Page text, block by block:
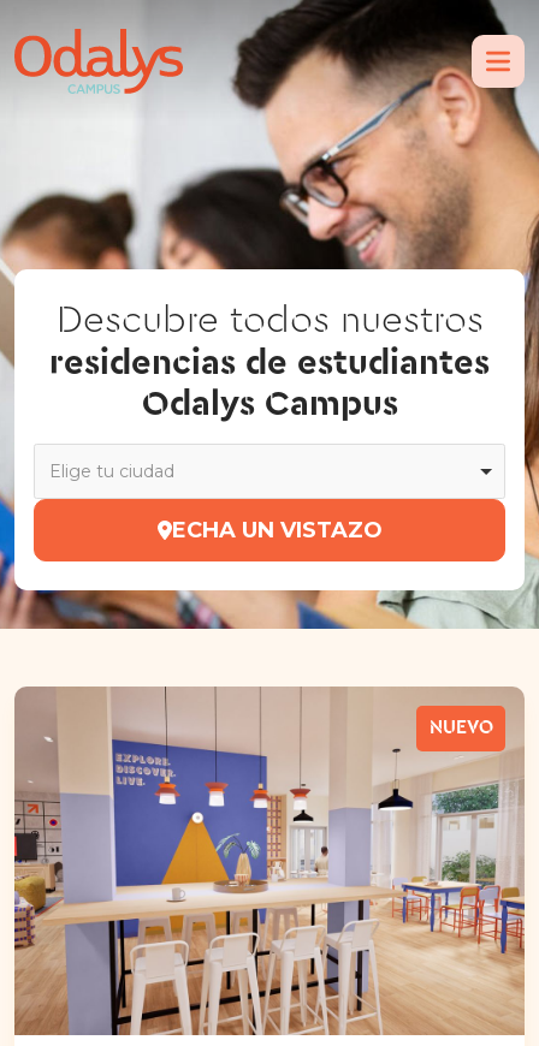
Descubre todos nuestros
residencias de estudiantes
Odalys Campus
Elige tu ciudad
ECHA UN VISTAZO
NUEVO